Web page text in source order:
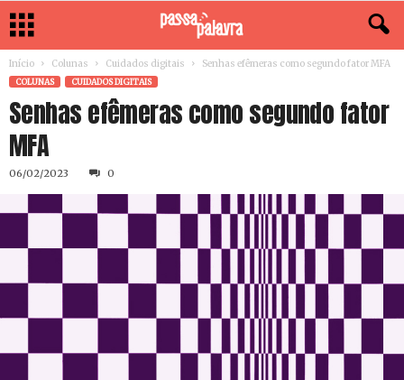
Início Colunas Cuidados digitais Senhas efêmeras como segundo fator MFA
COLUNAS CUIDADOS DIGITAIS
Senhas efêmeras como segundo fator
MFA
06/02/2023 0